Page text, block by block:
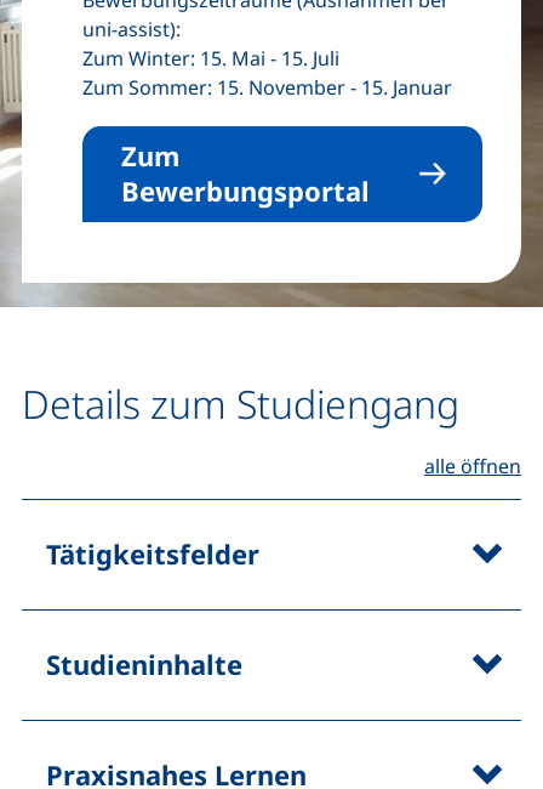
uni-assist):
Zum Winter: 15. Mai - 15. Juli
Zum Sommer: 15. November - 15. Januar
Zum
Bewerbungsportal
Details zum Studiengang
alle öffnen
Tätigkeitsfelder
Studieninhalte
Praxisnahes Lernen